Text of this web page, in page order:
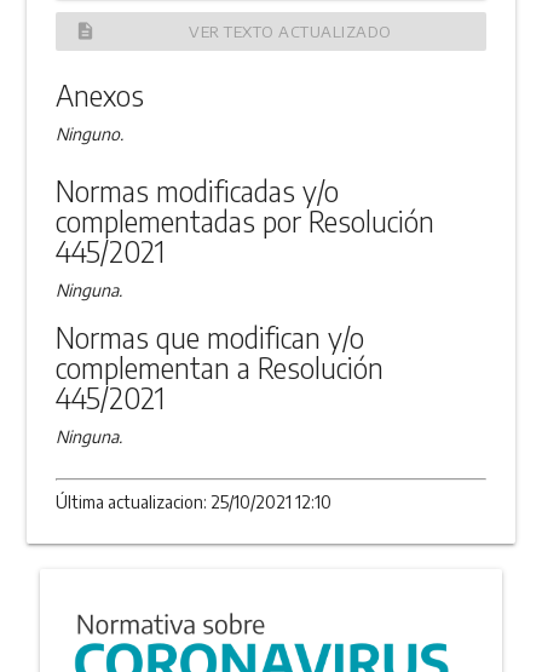
description VER TEXTO ACTUALIZADO
Anexos
Ninguno.
Normas modificadas y/o
complementadas por Resolución
445/2021
Ninguna.
Normas que modifican y/o
complementan a Resolución
445/2021
Ninguna.
Última actualizacion: 25/10/2021 12:10